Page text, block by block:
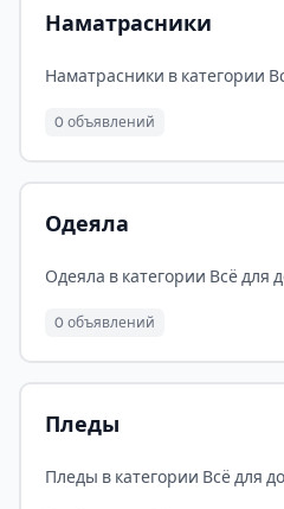
Наматрасники
Наматрасники в категории
0 объявлений
Одеяла
Одеяла в категории Всё для
0 объявлений
Пледы
Пледы в категории Всё для